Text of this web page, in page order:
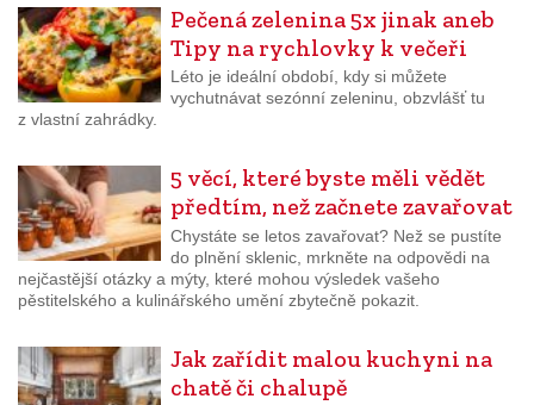
Pečená zelenina 5x jinak aneb
Tipy na rychlovky k večeři
Léto je ideální období, kdy si můžete
vychutnávat sezónní zeleninu, obzvlášť tu
z vlastní zahrádky.
5 věcí, které byste měli vědět
předtím, než začnete zavařovat
Chystáte se letos zavařovat? Než se pustíte
do plnění sklenic, mrkněte na odpovědi na
nejčastější otázky a mýty, které mohou výsledek vašeho
pěstitelského a kulinářského umění zbytečně pokazit.
Jak zařídit malou kuchyni na
chatě či chalupě